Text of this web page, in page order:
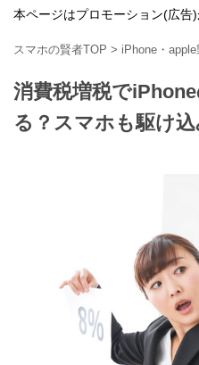
本ページはプロモーション(広告)
スマホの賢者TOP > iPhone・apple
消費税増税で
る？スマホも駆け込